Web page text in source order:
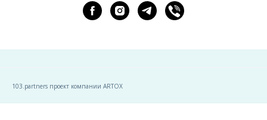
103.partners проект компании ARTOX